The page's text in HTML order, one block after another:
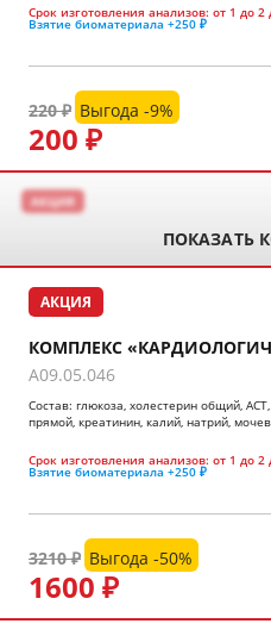
Срок изготовления анализов: от 1 до 2
Взятие биоматериала +250 ₽
200 ₽
220 ₽ Выгода -9%
АКЦИЯ
ПОКАЗАТЬ
АКЦИЯ
КОМПЛЕКС
A09.05.046
Состав: глюкоза, холестерин общий,
прямой, креатинин, калий, натрий,
Срок изготовления анализов: от 1 до 2
Взятие биоматериала +250 ₽
1600 ₽
3210 ₽ Выгода -50%